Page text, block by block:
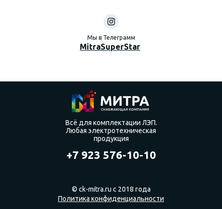
Мы в Телеграмм
MitraSuperStar
Всё для комплектации ЛЭП.
Любая электротехническая
продукция
+7 923 576-10-10
© ck-mitra.ru с 2018 года
Политика конфиденциальности